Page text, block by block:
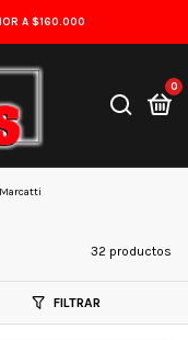
A $160.000
0
32 productos
FILTRAR